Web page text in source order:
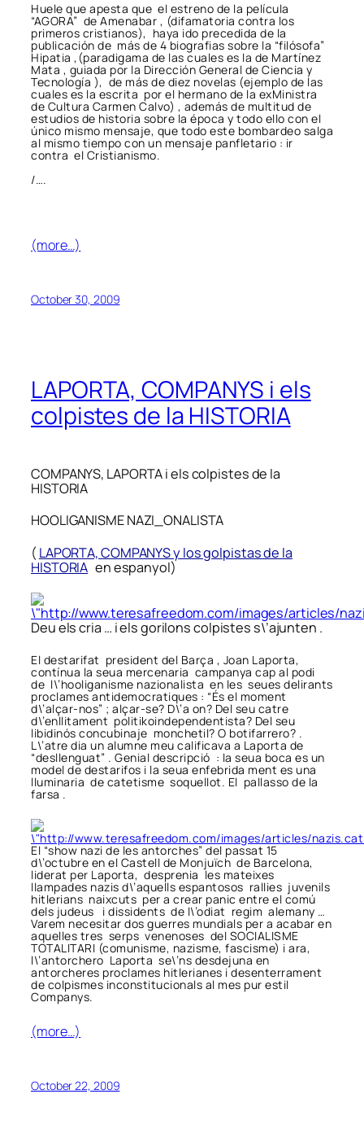
Huele que apesta que el estreno de la película
“AGORA” de Amenabar , (difamatoria contra los
primeros cristianos), haya ido precedida de la
publicación de más de 4 biografias sobre la “filósofa”
Hipatia ,(paradigama de las cuales es la de Martínez
Mata , guiada por la Dirección General de Ciencia y
Tecnología ), de más de diez novelas (ejemplo de las
cuales es la escrita por el hermano de la exMinistra
de Cultura Carmen Calvo) , además de multitud de
estudios de historia sobre la época y todo ello con el
único mismo mensaje, que todo este bombardeo salga
al mismo tiempo con un mensaje panfletario : ir
contra el Cristianismo.
/….
(more…)
October 30, 2009
LAPORTA, COMPANYS i els
colpistes de la HISTORIA
COMPANYS, LAPORTA i els colpistes de la
HISTORIA
HOOLIGANISME NAZI_ONALISTA
( LAPORTA, COMPANYS y los golpistas de la
HISTORIA en espanyol)
Deu els cria … i els gorilons colpistes s\’ajunten .
El destarifat president del Barça , Joan Laporta,
contínua la seua mercenaria campanya cap al podi
de l\’hooliganisme nazionalista en les seues delirants
proclames antidemocratiques : “És el moment
d\’alçar-nos” ; alçar-se? D\’a on? Del seu catre
d\’enllitament politikoindependentista? Del seu
libidinós concubinaje monchetil? O botifarrero? .
L\’atre dia un alumne meu calificava a Laporta de
“desllenguat” . Genial descripció : la seua boca es un
model de destarifos i la seua enfebrida ment es una
lluminaria de catetisme soquellot. El pallasso de la
farsa .
El “show nazi de les antorches” del passat 15
d\’octubre en el Castell de Monjuïch de Barcelona,
liderat per Laporta, desprenia les mateixes
llampades nazis d\’aquells espantosos rallies juvenils
hitlerians naixcuts per a crear panic entre el comú
dels judeus i dissidents de l\’odiat regim alemany …
Varem necesitar dos guerres mundials per a acabar en
aquelles tres serps venenoses del SOCIALISME
TOTALITARI (comunisme, nazisme, fascisme) i ara,
l\’antorchero Laporta se\’ns desdejuna en
antorcheres proclames hitlerianes i desenterrament
de colpismes inconstitucionals al mes pur estil
Companys.
(more…)
October 22, 2009